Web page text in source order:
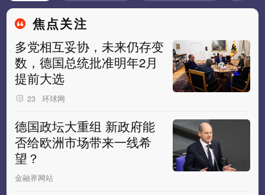
焦点关注
多党相互妥协，未来仍存变
数，德国总统批准明年2月
提前大选
23 环球网
德国政坛大重组 新政府能
否给欧洲市场带来一线希
望？
金融界网站